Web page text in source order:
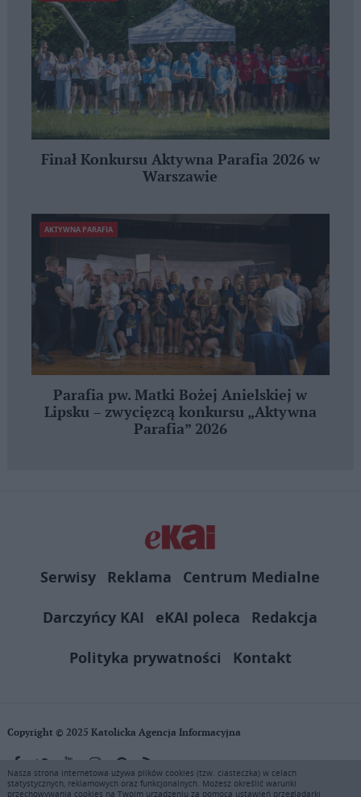
Finał Konkursu Aktywna Parafia 2026 w
Warszawie
AKTYWNA PARAFIA
Parafia pw. Matki Bożej Anielskiej w
Lipsku – zwycięzcą konkursu „Aktywna
Parafia” 2026
Serwisy Reklama
Centrum Medialne
Darczyńcy KAI
eKAI poleca
Redakcja
Polityka prywatności
Kontakt
Copyright © 2025 Katolicka Agencja Informacyjna
KAI zastrzega wszelkie prawa do serwisu. Użytkownicy mogą pobierać
Nasza strona internetowa używa plików cookies (tzw. ciasteczka) w celach
statystycznych, reklamowych oraz funkcjonalnych. Możesz określić warunki
przechowywania cookies na Twoim urządzeniu za pomocą ustawień przeglądarki